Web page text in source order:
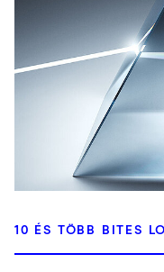
10 ÉS TÖBB BITES